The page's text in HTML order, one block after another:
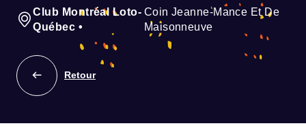
Club Montréal Loto-
Québec •
Coin Jeanne-Mance Et De
Maisonneuve
Retour